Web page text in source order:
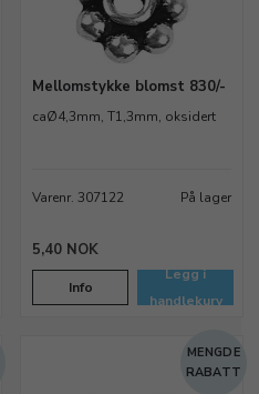
Mellomstykke blomst 830/-
caØ4,3mm, T1,3mm, oksidert
Varenr. 307122 På lager
5,40 NOK
Info
Legg i
handlekurv
MENGDE
RABATT